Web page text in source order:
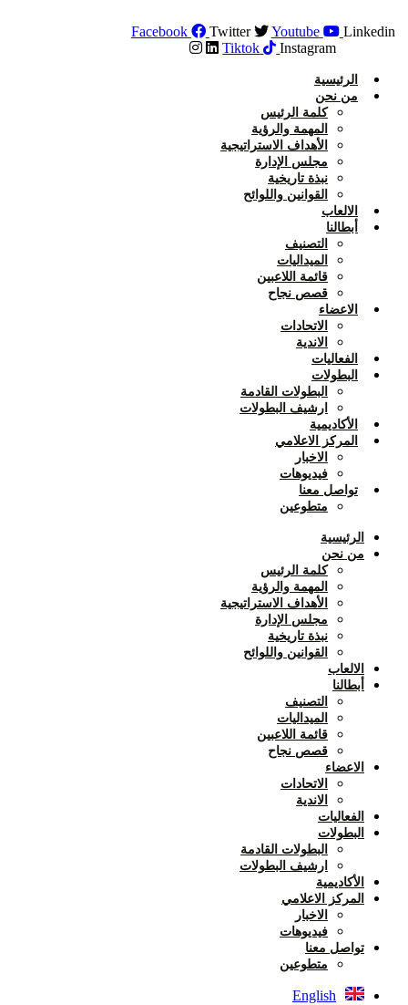
to
Facebook Twitter Youtube
Linkedin
Tiktok
Instagram
الرئيسية
من نحن
كلمة الرئيس
المهمة والرؤية
الأهداف الاستراتيجية
مجلس الإدارة
نبذة تاريخية
القوانين واللوائح
الالعاب
أبطالنا
التصنيف
الميداليات
قائمة اللاعبين
قصص نجاح
الاعضاء
الاتحادات
الاندية
الفعاليات
البطولات
البطولات القادمة
ارشيف البطولات
الأكاديمية
المركز الاعلامي
الاخبار
فيديوهات
تواصل معنا
متطوعين
الرئيسية
من نحن
كلمة الرئيس
المهمة والرؤية
الأهداف الاستراتيجية
مجلس الإدارة
نبذة تاريخية
القوانين واللوائح
الالعاب
أبطالنا
التصنيف
الميداليات
قائمة اللاعبين
قصص نجاح
الاعضاء
الاتحادات
الاندية
الفعاليات
البطولات
البطولات القادمة
ارشيف البطولات
الأكاديمية
المركز الاعلامي
الاخبار
فيديوهات
تواصل معنا
متطوعين
English